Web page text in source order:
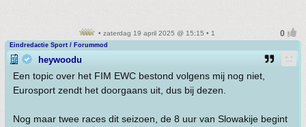
• zaterdag 19 april 2025 @ 15:15 • 1
Eindredactie Sport / Forummod
heywoodu
Een topic over het FIM EWC bestond volgens mij nog niet,
Eurosport zendt het doorgaans uit, dus bij dezen.
Nog maar twee races dit seizoen, de 8 uur van Slowakije begint